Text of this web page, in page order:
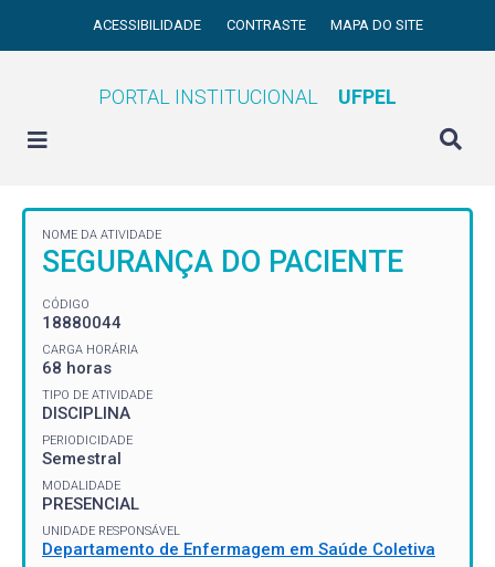
ACESSIBILIDADE CONTRASTE MAPA DO SITE
PORTAL INSTITUCIONAL UFPEL
NOME DA ATIVIDADE
SEGURANÇA DO PACIENTE
CÓDIGO
18880044
CARGA HORÁRIA
68 horas
TIPO DE ATIVIDADE
DISCIPLINA
PERIODICIDADE
Semestral
MODALIDADE
PRESENCIAL
UNIDADE RESPONSÁVEL
Departamento de Enfermagem em Saúde Coletiva